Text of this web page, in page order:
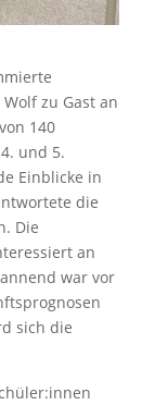
zu Gast an
140
und 5.
Einblicke in
die
Die
an
war vor
sich die